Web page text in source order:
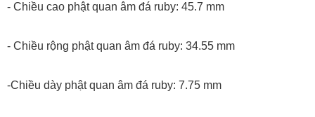
- Chiều cao phật quan âm đá ruby: 45.7 mm
- Chiều rộng phật quan âm đá ruby: 34.55 mm
-Chiều dày phật quan âm đá ruby: 7.75 mm